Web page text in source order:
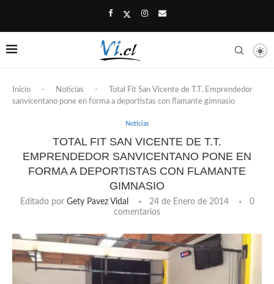
Inicio - Noticias -
Total Fit San Vicente de T.T. Emprendedor
sanvicentano pone en forma a deportistas con flamante gimnasio
Noticias
TOTAL FIT SAN VICENTE DE T.T.
EMPRENDEDOR SANVICENTANO PONE EN
FORMA A DEPORTISTAS CON FLAMANTE
GIMNASIO
Editado por Gety Pavez Vidal 24 de Enero de 2014
0
comentarios